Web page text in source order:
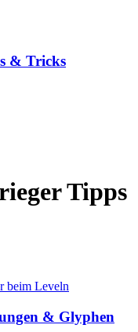
& Tricks
Tipps
& Glyphen